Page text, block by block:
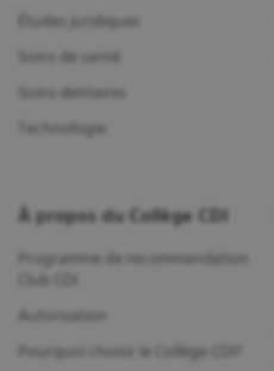
Études juridiques
Soins de santé
Soins dentaires
Technologie
À propos du Collège CDI
Programme de recommandation
Club CDI
Autorisation
Pourquoi choisir le Collège CDI?